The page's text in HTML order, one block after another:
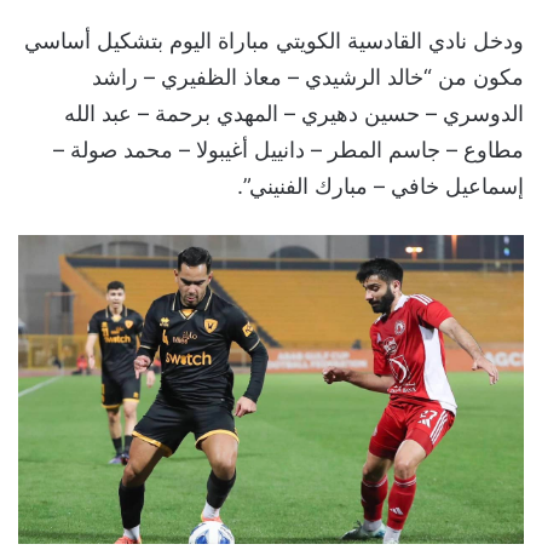
ودخل نادي القادسية الكويتي مباراة اليوم بتشكيل أساسي
مكون من “خالد الرشيدي – معاذ الظفيري – راشد
الدوسري – حسين دهيري – المهدي برحمة – عبد الله
مطاوع – جاسم المطر – دانييل أغيبولا – محمد صولة –
إسماعيل خافي – مبارك الفنيني”.